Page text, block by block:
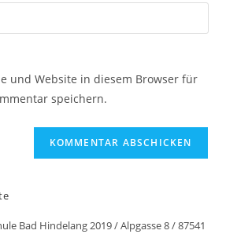
und Website in diesem Browser für
speichern.
Bad Hindelang 2019 / Alpgasse 8 / 87541